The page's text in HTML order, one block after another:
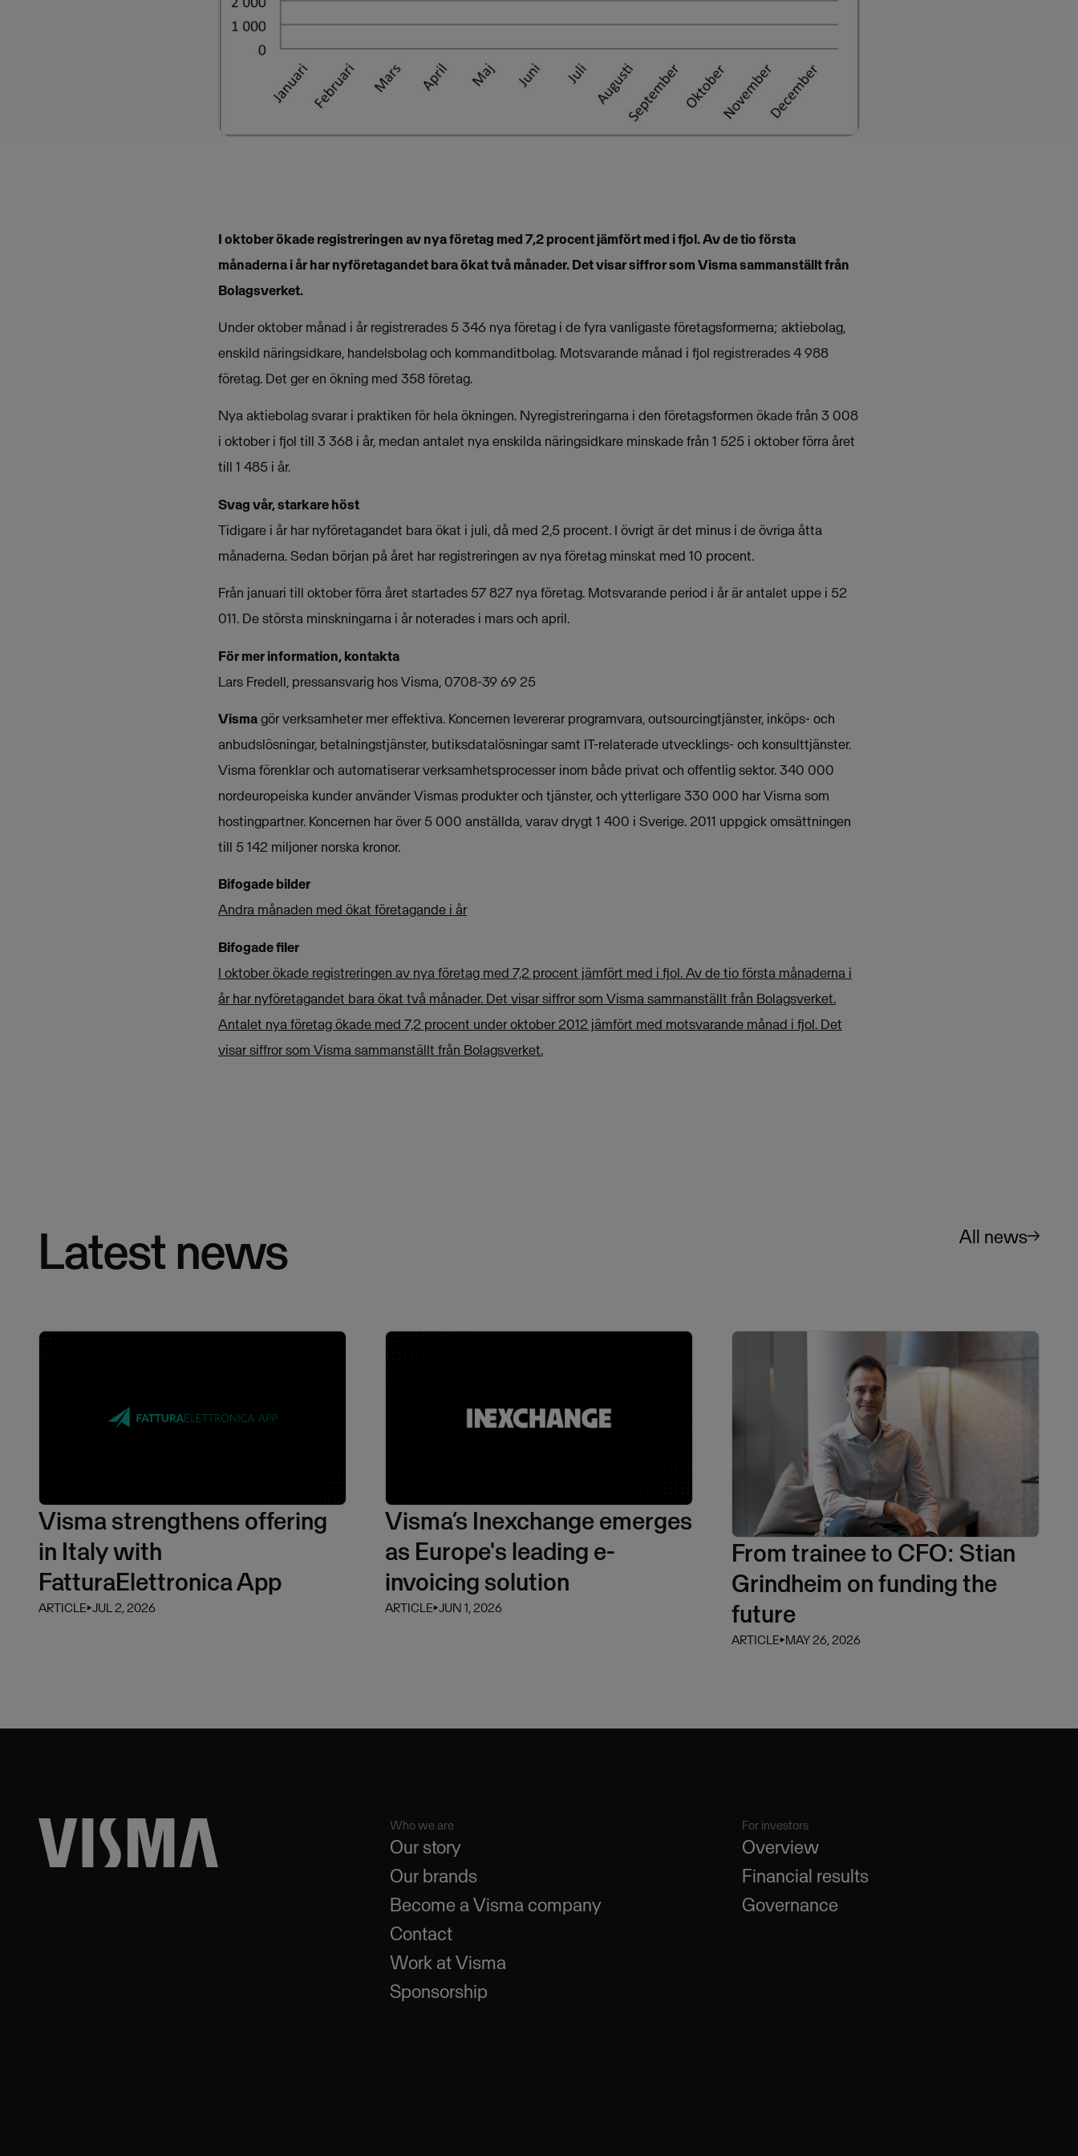
I oktober ökade registreringen av nya företag med 7,2 procent jämfört med i fjol. Av de tio första
månaderna i år har nyföretagandet bara ökat två månader. Det visar siffror som Visma sammanställt från
Bolagsverket.
Under oktober månad i år registrerades 5 346 nya företag i de fyra vanligaste företagsformerna; aktiebolag,
enskild näringsidkare, handelsbolag och kommanditbolag. Motsvarande månad i fjol registrerades 4 988
företag. Det ger en ökning med 358 företag.
Nya aktiebolag svarar i praktiken för hela ökningen. Nyregistreringarna i den företagsformen ökade från 3 008
i oktober i fjol till 3 368 i år, medan antalet nya enskilda näringsidkare minskade från 1 525 i oktober förra året
till 1 485 i år.
Svag vår, starkare höst
Tidigare i år har nyföretagandet bara ökat i juli, då med 2,5 procent. I övrigt är det minus i de övriga åtta
månaderna. Sedan början på året har registreringen av nya företag minskat med 10 procent.
Från januari till oktober förra året startades 57 827 nya företag. Motsvarande period i år är antalet uppe i 52
011. De största minskningarna i år noterades i mars och april.
För mer information, kontakta
Lars Fredell, pressansvarig hos Visma, 0708-39 69 25
Vismagör verksamheter mer effektiva. Koncernen levererar programvara, outsourcingtjänster, inköps- och
anbudslösningar, betalningstjänster, butiksdatalösningar samt IT-relaterade utvecklings- och konsulttjänster.
Visma förenklar och automatiserar verksamhetsprocesser inom både privat och offentlig sektor. 340 000
nordeuropeiska kunder använder Vismas produkter och tjänster, och ytterligare 330 000 har Visma som
hostingpartner. Koncernen har över 5 000 anställda, varav drygt 1 400 i Sverige. 2011 uppgick omsättningen
till 5 142 miljoner norska kronor.
Bifogade bilder
Andra månaden med ökat företagande i år
Bifogade filer
I oktober ökade registreringen av nya företag med 7,2 procent jämfört med i fjol. Av de tio första månaderna i
år har nyföretagandet bara ökat två månader. Det visar siffror som Visma sammanställt från Bolagsverket.
Antalet nya företag ökade med 7,2 procent under oktober 2012 jämfört med motsvarande månad i fjol. Det
visar siffror som Visma sammanställt från Bolagsverket.
Latest news All news
Visma strengthens offering
in Italy with
FatturaElettronica App
ARTICLE⏵JUL 2, 2026
Visma’s Inexchange emerges
as Europe's leading e-
invoicing solution
ARTICLE⏵JUN 1, 2026
From trainee to CFO: Stian
Grindheim on funding the
future
ARTICLE⏵MAY 26, 2026
Who we are
Our story
Our brands
Become a Visma company
Contact
Work at Visma
Sponsorship
For investors
Overview
Financial results
Governance